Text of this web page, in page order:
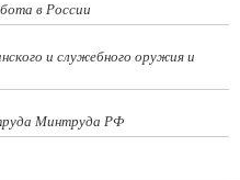
в России
и служебного оружия и
Минтруда РФ